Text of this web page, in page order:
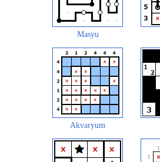
Masyu
Akvaryum